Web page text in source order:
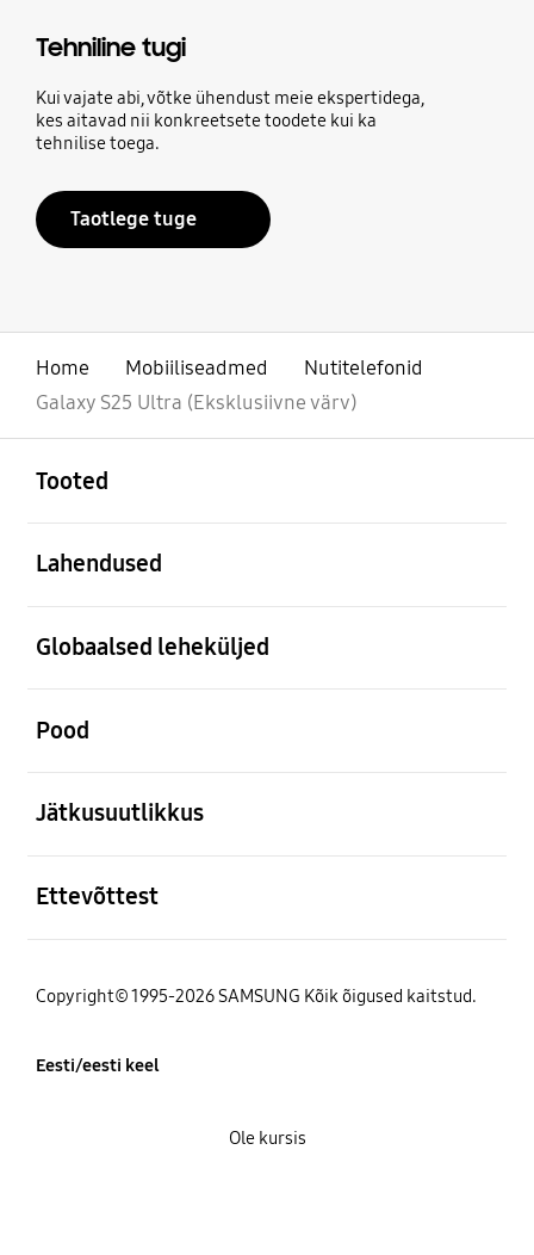
Tehniline tugi
Kui vajate abi, võtke ühendust meie ekspertidega,
kes aitavad nii konkreetsete toodete kui ka
tehnilise toega.
Taotlege tuge
Home Mobiiliseadmed
Nutitelefonid
Galaxy S25 Ultra (Eksklusiivne värv)
Tooted
Lahendused
Globaalsed leheküljed
Pood
Jätkusuutlikkus
Ettevõttest
Copyright© 1995-2026 SAMSUNG Kõik õigused kaitstud.
Eesti/eesti keel
Ole kursis